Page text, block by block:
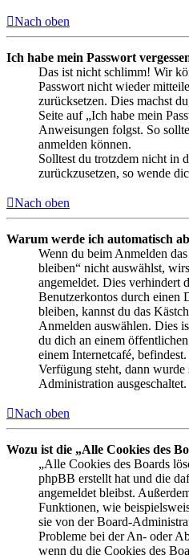
Nach oben
Ich habe mein Passwort
Das ist nicht schlimm! Wir
Passwort nicht wieder
zurücksetzen. Dies machst
Seite auf „Ich habe mein
Anweisungen folgst. So
anmelden können.
Solltest du trotzdem nicht in
zurückzusetzen, so wende
Nach oben
Warum werde ich automatisch
Wenn du beim Anmelden
bleiben“ nicht auswählst,
angemeldet. Dies verhindert
Benutzerkontos durch einen
bleiben, kannst du das
Anmelden auswählen. Dies
du dich an einem
einem Internetcafé,
Verfügung steht, dann
Administration ausgeschaltet.
Nach oben
Wozu ist die „Alle Cookies des
„Alle Cookies des Boards
phpBB erstellt hat und die
angemeldet bleibst.
Funktionen, wie
sie von der Board-
Probleme bei der An- oder
wenn du die Cookies des